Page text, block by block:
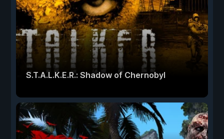
S.T.A.L.K.E.R.: Shadow of Chernobyl